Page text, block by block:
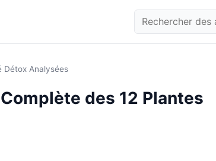
Détox Analysées
des 12 Plantes